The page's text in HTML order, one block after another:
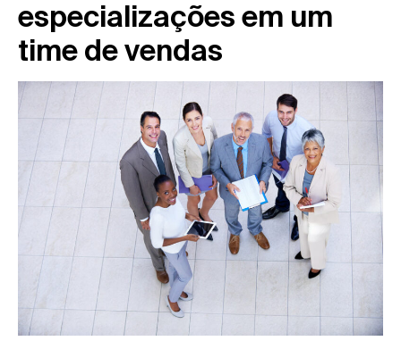
especializações em um
time de vendas